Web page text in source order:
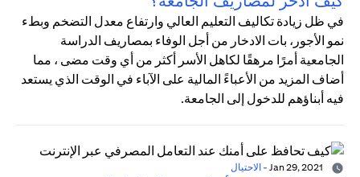
في ظل زيادة تكاليف التعليم العالي وارتفاع معدل التضخم وبطء
نمو الأجور، بات الادخار من أجل الوفاء بمصاريف الدراسة
الجامعية أمرًا مرهقًا لكاهل الأسر أكثر من أي وقت مضى ، مما
أضاف المزيد من الأعباءً المالية على الآباء في الوقت الذي يستعد
فيه أبناؤهم للدخول إلى الجامعة.
- الاحتيال